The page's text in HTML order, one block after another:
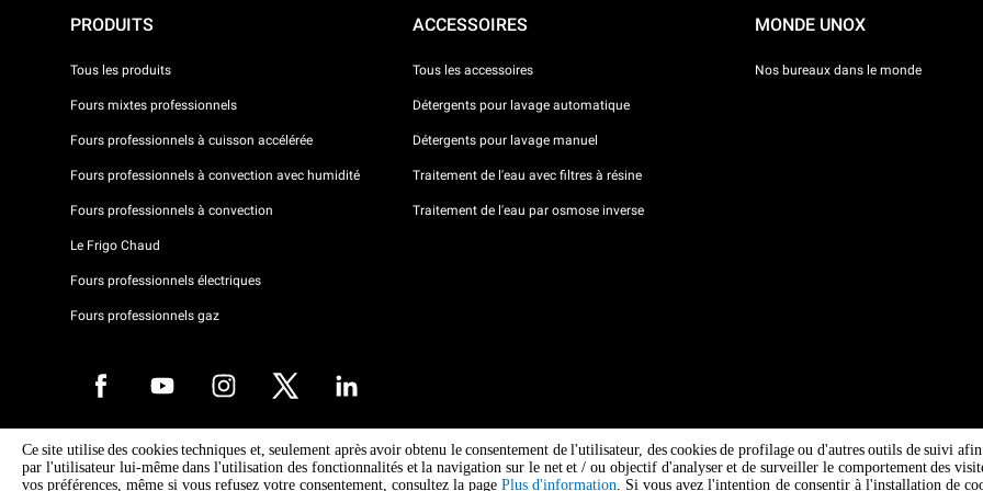
PRODUITS
Tous les produits
Fours mixtes professionnels
Fours professionnels à cuisson accélérée
Fours professionnels à convection avec humidité
Fours professionnels à convection
Le Frigo Chaud
Fours professionnels électriques
Fours professionnels gaz
ACCESSOIRES
Tous les accessoires
Détergents pour lavage automatique
Détergents pour lavage manuel
Traitement de l'eau avec filtres à résine
Traitement de l'eau par osmose inverse
MONDE UNOX
Nos bureaux dans le monde
Droits d'auteurt 2026 UNOX SpA Tous droits réservés. Reg.Papova n °
04230750285 - REA Padova 372835 - Cap. 5.000.000 € iv - P.IVA / CF
04230750285 - IT WEEE Reg. No. IT08020000000377
Ce site utilise des cookies techniques et, seulement après avoir obtenu le consentement de l'utilisateur, des cookies de profilage ou d'autres outils de suivi
par l'utilisateur lui-même dans l'utilisation des fonctionnalités et la navigation sur le net et / ou objectif d'analyser et de surveiller le comportement des
vos préférences, même si vous refusez votre consentement, consultez la pagePlus d'information. Si vous avez l'intention de consentir à l'installation de